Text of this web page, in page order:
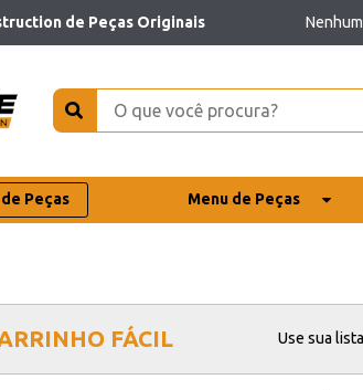
de Peças Originais
Peças Menu de Peças
FÁCIL Use sua